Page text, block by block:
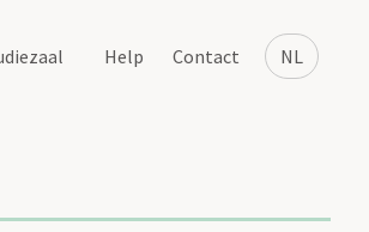
NL
Help Contact